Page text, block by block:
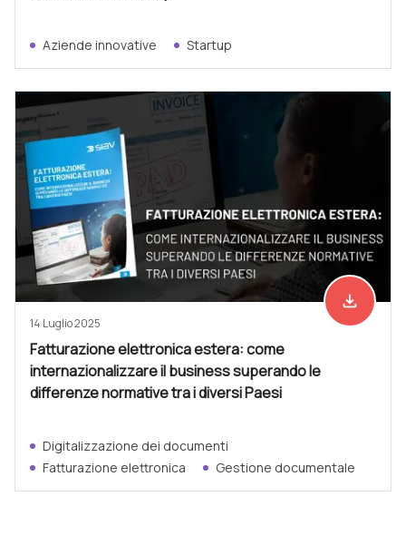
Aziende innovative Startup
Scarica
file_download
14 Luglio 2025
Fatturazione elettronica estera: come
internazionalizzare il business superando le
differenze normative tra i diversi Paesi
Digitalizzazione dei documenti
Fatturazione elettronica
Gestione documentale